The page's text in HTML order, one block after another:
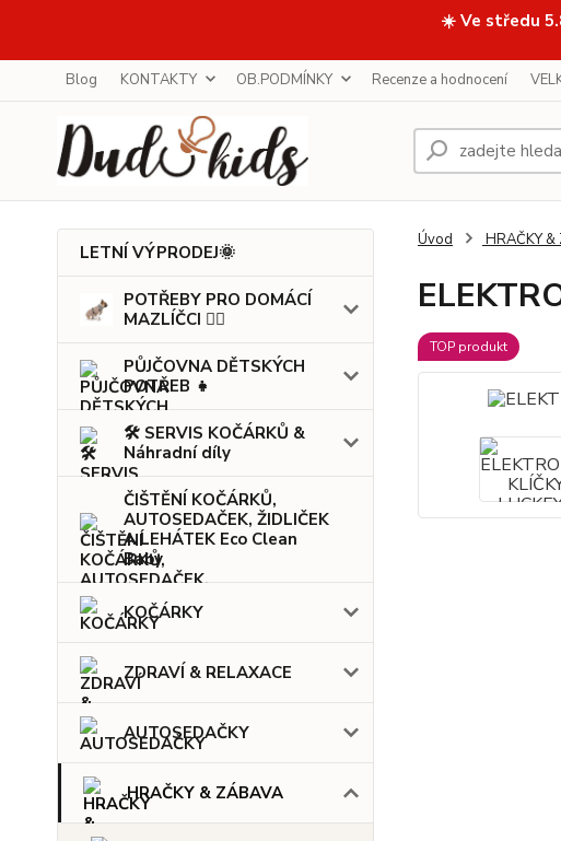
☀️ Ve středu
Blog KONTAKTY OB.PODMÍNKY Recenze a hodnocení
LETNÍ VÝPRODEJ🌞
POTŘEBY PRO DOMÁCÍ
MAZLÍČCI 🐕‍🦺
PŮJČOVNA DĚTSKÝCH
POTŘEB 👧
🛠️ SERVIS KOČÁRKŮ &
Náhradní díly
ČIŠTĚNÍ KOČÁRKŮ,
AUTOSEDAČEK, ŽIDLIČEK
A LEHÁTEK Eco Clean
Baby
KOČÁRKY
ZDRAVÍ & RELAXACE
AUTOSEDAČKY
HRAČKY & ZÁBAVA
Úvod HRAČKY &
TOP produkt